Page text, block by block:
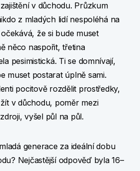
v důchodu. Průzkum
z mladých lidí nespoléhá na
že si bude muset
něco naspořit, třetina
pesimistická. Ti se domnívají,
muset postarat úplně sami.
pocitově rozdělit prostředky,
v důchodu, poměr mezi
vyšel půl na půl.
generace za ideální dobu
Nejčastější odpověď byla 16–